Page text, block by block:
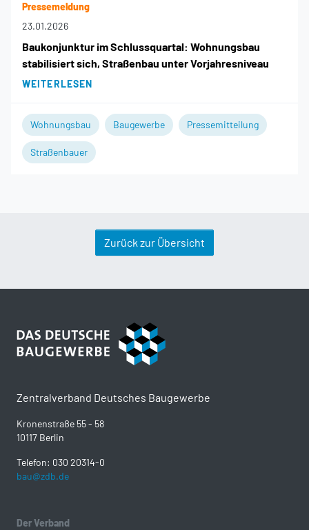
Pressemeldung
23.01.2026
Baukonjunktur im Schlussquartal: Wohnungsbau
stabilisiert sich, Straßenbau unter Vorjahresniveau
WEITERLESEN
Wohnungsbau Baugewerbe Pressemitteilung
Straßenbauer
Zurück zur Übersicht
Zentralverband Deutsches Baugewerbe
Kronenstraße 55 - 58
10117 Berlin
Telefon: 030 20314-0
bau@zdb.de
Der Verband